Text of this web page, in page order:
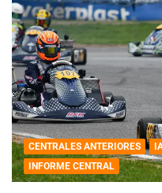
CENTRALES ANTERIORES
INFORME CENTRAL